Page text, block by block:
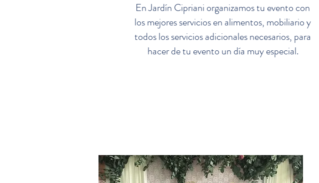
En Jardín Cipriani organizamos tu evento con
los mejores servicios en alimentos, mobiliario y
todos los servicios adicionales necesarios, para
hacer de tu evento un día muy especial.